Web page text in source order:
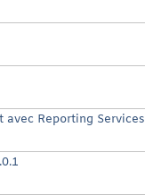
avec Reporting Services